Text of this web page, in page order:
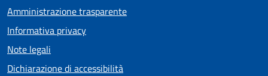
Amministrazione trasparente
Informativa privacy
Note legali
Dichiarazione di accessibilità